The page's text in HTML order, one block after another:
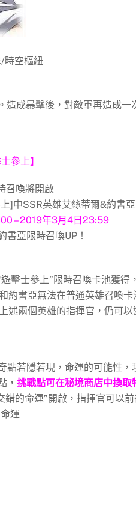
時空樞紐
造成暴擊後，對敵軍再造成
參上】
召喚將開啟
]中SSR英雄艾絲蒂爾&約書亞
– 2019年3月4日23:59
書亞限時召喚UP！
擊士參上”限時召喚卡池獲得
約書亞無法在普通英雄召喚卡
述兩個英雄的指揮官，仍可以
點若隱若現，命運的可能性
， 挑戰點可在秘境商店中換取
的命運”開啟，指揮官可以
運